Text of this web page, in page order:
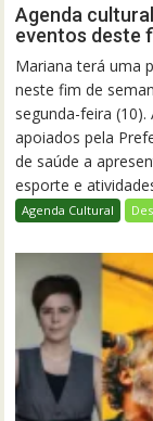
Agenda
eventos deste
Mariana terá uma
neste fim de
segunda-feira
apoiados pela
de saúde a
esporte e
Agenda Cultural